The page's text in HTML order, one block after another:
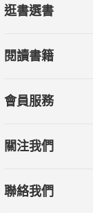
逛書選書
閱讀書籍
會員服務
關注我們
聯絡我們